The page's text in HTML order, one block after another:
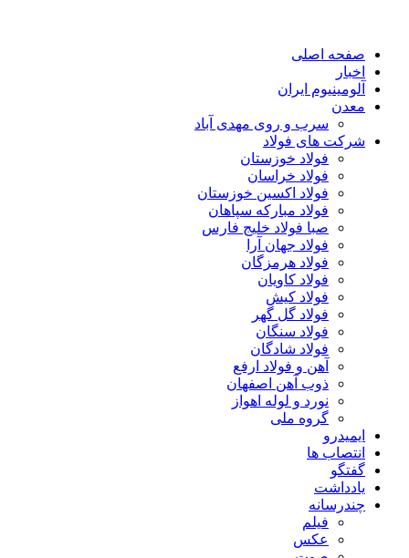
صفحه اصلی
اخبار
آلومینیوم ایران
معدن
سرب و روی مهدی آباد
شرکت های فولاد
فولاد خوزستان
فولاد خراسان
فولاد اکسین خوزستان
فولاد مبارکه سپاهان
صبا فولاد خلیج فارس
فولاد جهان آرا
فولاد هرمزگان
فولاد کاویان
فولاد کیش
فولاد گل گهر
فولاد سنگان
فولاد شادگان
آهن و فولاد ارفع
ذوب آهن اصفهان
نورد و لوله اهواز
گروه ملی
ایمیدرو
انتصاب ها
گفتگو
یادداشت
چندرسانه
فیلم
عکس